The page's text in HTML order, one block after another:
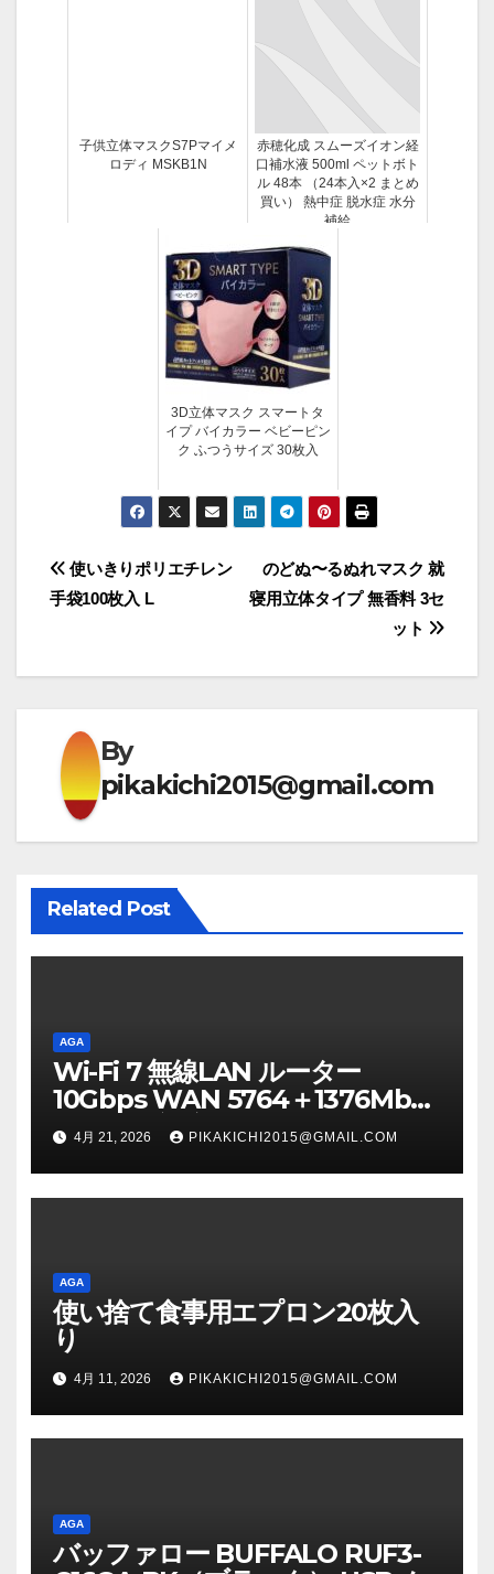
子供立体マスクS7Pマイメ
ロディ MSKB1N
赤穂化成 スムーズイオン経
口補水液 500ml ペットボト
ル 48本 （24本入×2 まとめ
買い） 熱中症 脱水症 水分
補給
3D立体マスク スマートタ
イプ バイカラー ベビーピン
ク ふつうサイズ 30枚入
投
稿
ナ
ゲ
ー
シ
ョ
ン
のどぬ〜るぬれマスク 就
寝用立体タイプ 無香料 3セ
ット
使いきりポリエチレン
手袋100枚入 L
By
pikakichi2015@gmail.com
Related Post
AGA
Wi-Fi 7 無線LAN ルーター
10Gbps WAN 5764＋1376Mbps
メッシュ対応 IPv6（IPoE） AIセ
キュリティ搭載（F-Secure
SENSE） ブラック WRC-
4月 21, 2026 PIKAKICHI2015@GMAIL.COM
AGA
使い捨て食事用エプロン20枚入
り
4月 11, 2026 PIKAKICHI2015@GMAIL.COM
AGA
バッファロー BUFFALO RUF3-